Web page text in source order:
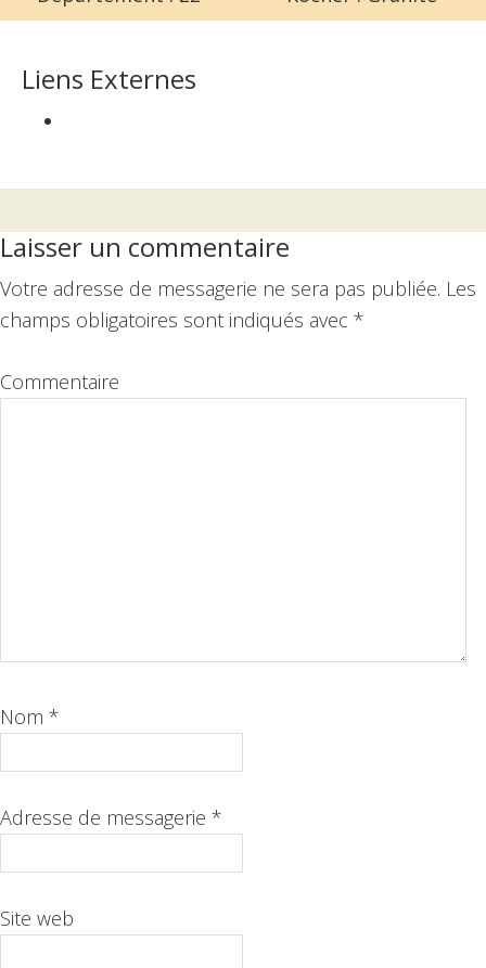
Liens Externes
Interactions
du
lecteur
Laisser un commentaire
Votre adresse de messagerie ne sera pas publiée. Les
champs obligatoires sont indiqués avec *
Commentaire
Nom *
Adresse de messagerie *
Site web